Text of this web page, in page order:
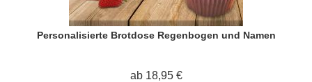
Personalisierte Brotdose Regenbogen und Namen
ab 18,95 €